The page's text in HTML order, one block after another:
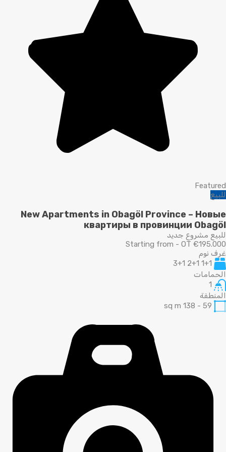
Featured
للبيع
New Apartments in Obagöl Province – Новые
квартиры в провинции Obagöl
للبيع مشروع جديد
Starting from - OT €195.000
غرف نوم
1+1 2+1 3+1
الحمامات
1
المنطقة
59 - 138
sq m